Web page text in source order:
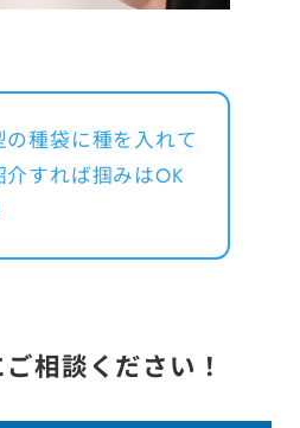
の種袋に種を入れて
介すれば掴みはOK
相談ください！